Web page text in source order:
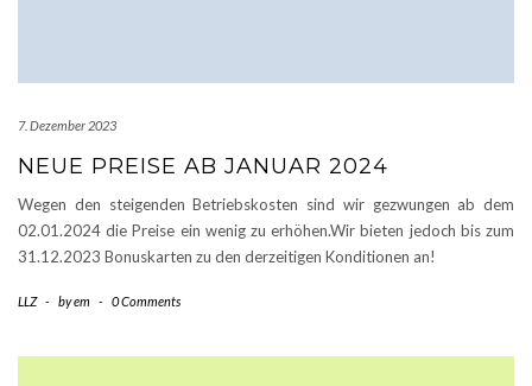
7. Dezember 2023
NEUE PREISE AB JANUAR 2024
Wegen den steigenden Betriebskosten sind wir gezwungen ab dem
02.01.2024 die Preise ein wenig zu erhöhen.Wir bieten jedoch bis zum
31.12.2023 Bonuskarten zu den derzeitigen Konditionen an!
LLZ - byem - 0 Comments